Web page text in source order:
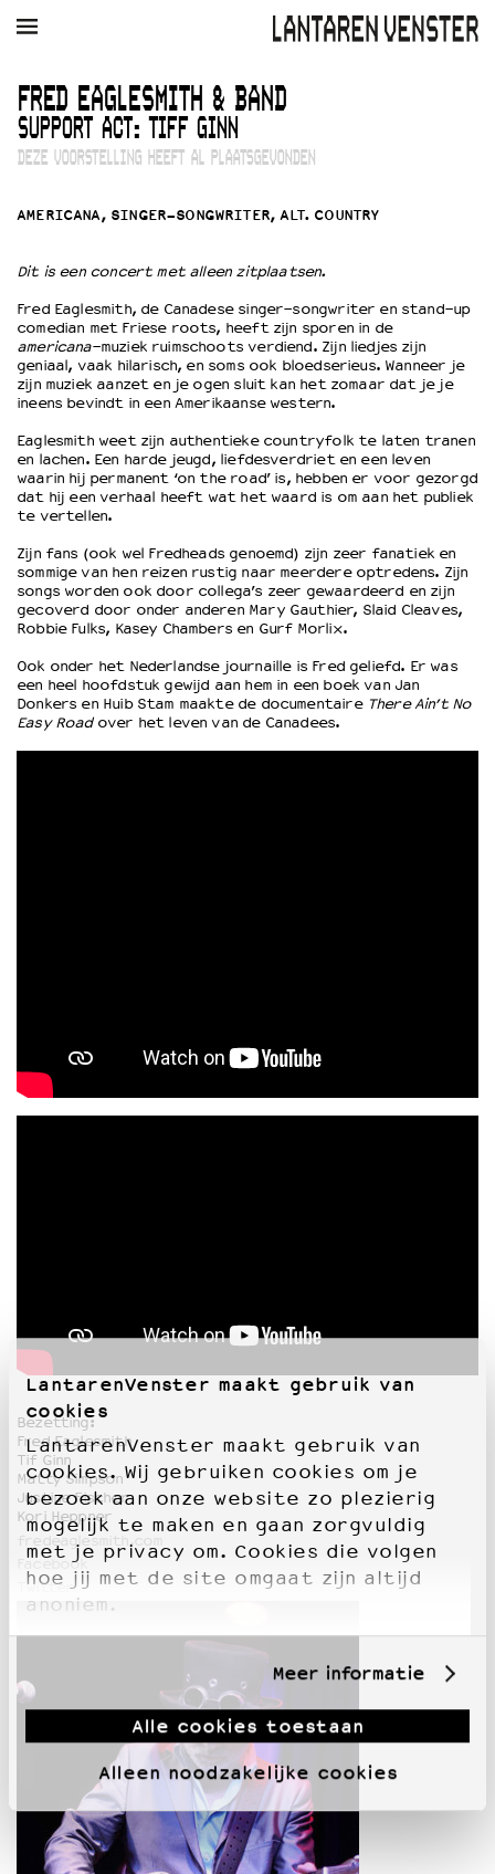
LantarenVenster maakt gebruik van
cookies
LantarenVenster maakt gebruik van
cookies. Wij gebruiken cookies om je
bezoek aan onze website zo plezierig
mogelijk te maken en gaan zorgvuldig
met je privacy om. Cookies die volgen
hoe jij met de site omgaat zijn altijd
anoniem.
Meer informatie
Alle cookies toestaan
Alleen noodzakelijke cookies
AGENDA FILM MUZIEK RESTAURANT
Winkelmandje
Zoek
Openingstijden & contact
Kaartverkoop
EDUCATIE
Schoolvoorstellingen
Filmprogramma’s VO/MBO
Speciale educatieprogramma’s
OVER LANTARENVENSTER
Wat we doen
Werken bij
Wie is wie
Word vriend
Historie
Partners
FRED EAGLESMITH & BAND
SUPPORT ACT: TIFF GINN
DEZE VOORSTELLING HEEFT AL PLAATSGEVONDEN
AMERICANA, SINGER-SONGWRITER, ALT. COUNTRY
Dit is een concert met alleen zitplaatsen.
Fred Eaglesmith, de Canadese singer-songwriter en stand-up
comedian met Friese roots, heeft zijn sporen in de
americana-muziek ruimschoots verdiend. Zijn liedjes zijn
geniaal, vaak hilarisch, en soms ook bloedserieus. Wanneer je
zijn muziek aanzet en je ogen sluit kan het zomaar dat je je
ineens bevindt in een Amerikaanse western.
Eaglesmith weet zijn authentieke countryfolk te laten tranen
en lachen. Een harde jeugd, liefdesverdriet en een leven
waarin hij permanent ‘on the road’ is, hebben er voor gezorgd
dat hij een verhaal heeft wat het waard is om aan het publiek
te vertellen.
Zijn fans (ook wel Fredheads genoemd) zijn zeer fanatiek en
sommige van hen reizen rustig naar meerdere optredens. Zijn
songs worden ook door collega’s zeer gewaardeerd en zijn
gecoverd door onder anderen Mary Gauthier, Slaid Cleaves,
Robbie Fulks, Kasey Chambers en Gurf Morlix.
Ook onder het Nederlandse journaille is Fred geliefd. Er was
een heel hoofdstuk gewijd aan hem in een boek van Jan
Donkers en Huib Stam maakte de documentaire There Ain’t No
Easy Roadover het leven van de Canadees.
Bezetting:
Fred Eaglesmith
Tif Ginn
Matty Simpson
Justine Fischer
Kori Heppner
fredeaglesmith.com
Facebook
Twitter